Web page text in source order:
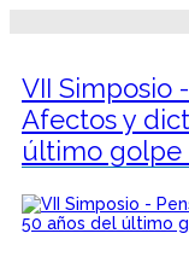
VII Simposio
Afectos y
último golpe